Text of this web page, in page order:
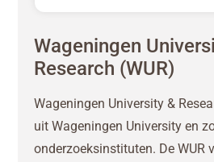
Wageningen
Research (WUR)
Wageningen University &
uit Wageningen University en
onderzoeksinstituten. De WUR